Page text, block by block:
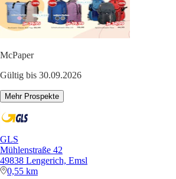
McPaper
Gültig bis 30.09.2026
Mehr Prospekte
GLS
Mühlenstraße 42
49838 Lengerich, Emsl
0,55 km